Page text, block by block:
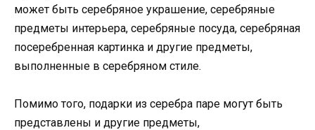
может быть серебряное украшение, серебряные
предметы интерьера, серебряные посуда, серебряная
посеребренная картинка и другие предметы,
выполненные в серебряном стиле.
Помимо того, подарки из серебра паре могут быть
представлены и другие предметы,